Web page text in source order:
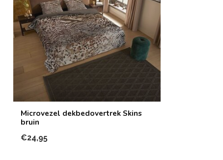
Microvezel dekbedovertrek Skins
bruin
€24,95